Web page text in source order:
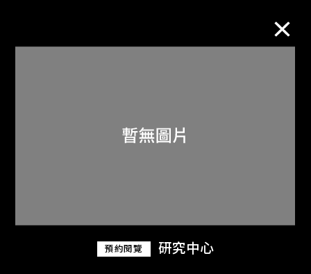
預約閱覽 研究中心
關於M+藏品
探索世界頂級的二十及二十一世紀視覺